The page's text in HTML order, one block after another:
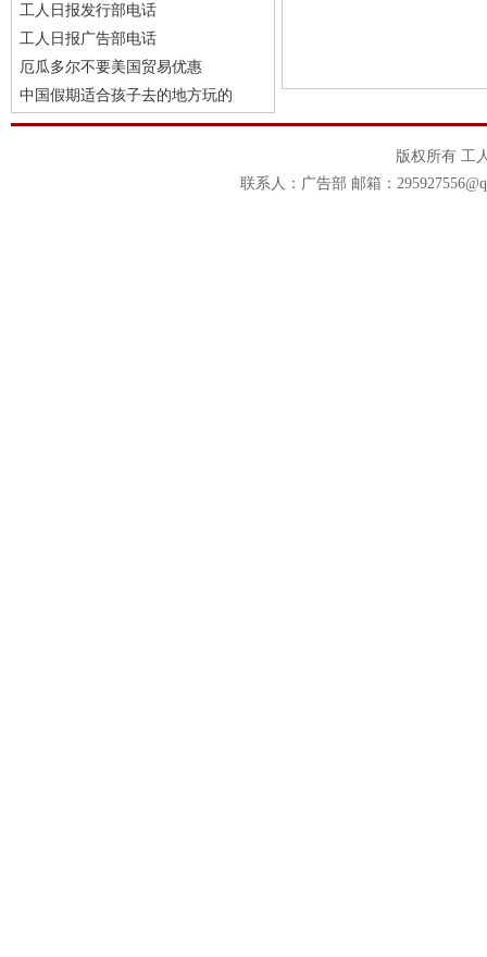
工人日报发行部电话
工人日报广告部电话
厄瓜多尔不要美国贸易优惠
中国假期适合孩子去的地方玩的
版权所有 工
联系人：广告部 邮箱：